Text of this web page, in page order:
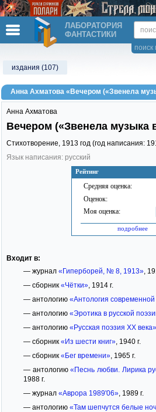
ЛАБОРАТОРИЯ
ФАНТАСТИКИ
поиск
издания (107)
Анна Ахматова «Вечером («Звенела
Рейтинг
Средняя оценка:
Оценок:
Моя оценка:
подробнее
Анна Ахматова
Вечером («Звенела музыка
Стихотворение, 1913 год (год написания:
Язык написания: русский
Входит в:
— журнал «Гиперборей, № 8, 1913»,
— сборник «Чётки», 1914 г.
— антологию «Антология
— антологию «Эротика в русской
— антологию «Русская поэзия XX века»
— сборник «Из шести книг», 1940 г.
— сборник «Бег времени», 1965 г.
— антологию«Песнь любви. Лирика
1988 г.
— журнал «Аврора 1989'06», 1989 г.
— антологию «Там шепчутся белые